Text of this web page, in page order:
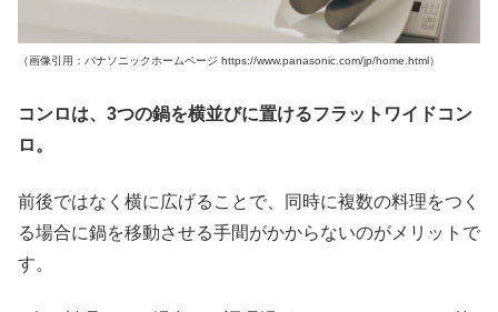
（画像引用：パナソニックホームページ https://www.panasonic.com/jp/home.html）
コンロは、3つの鍋を横並びに置けるフラットワイドコン
ロ。
前後ではなく横に広げることで、同時に複数の料理をつく
る場合に鍋を移動させる手間がかからないのがメリットで
す。